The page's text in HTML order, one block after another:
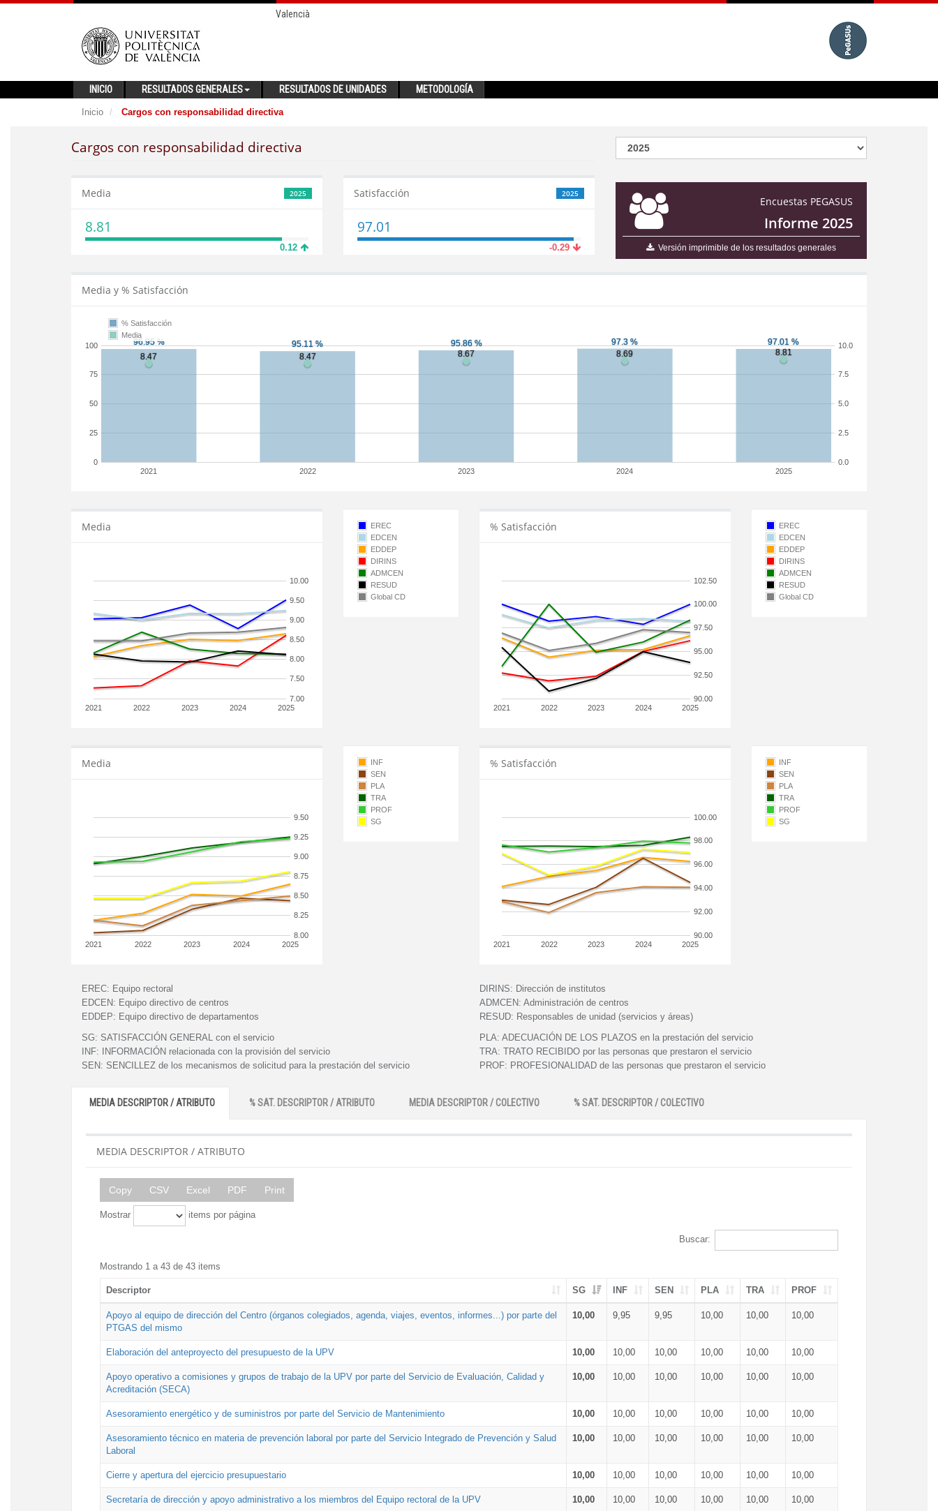
Valencià
INICIO RESULTADOS GENERALES RESULTADOS DE UNIDADES METODOLOGÍA
Inicio Cargos con responsabilidad directiva
Cargos con responsabilidad directiva
Encuestas PEGASUS
Informe 2025
Versión imprimible de los resultados generales
2025
Media
8.81
0.12
2025
Satisfacción
97.01
-0.29
Media y % Satisfacción
2021 2022 2023 2024 2025
0
25
50
75
100
0.0
2.5
5.0
7.5
10.0
% Satisfacción
Media
Media
2021 2022 2023 2024 2025
7.00
7.50
8.00
8.50
9.00
9.50
10.00
EREC
EDCEN
EDDEP
DIRINS
ADMCEN
RESUD
Global CD
% Satisfacción
2021 2022 2023 2024 2025
90.00
92.50
95.00
97.50
100.00
102.50
EREC
EDCEN
EDDEP
DIRINS
ADMCEN
RESUD
Global CD
Media
2021 2022 2023 2024 2025
8.00
8.25
8.50
8.75
9.00
9.25
9.50
INF
SEN
PLA
TRA
PROF
SG
% Satisfacción
2021 2022 2023 2024 2025
90.00
92.00
94.00
96.00
98.00
100.00
INF
SEN
PLA
TRA
PROF
SG
EREC: Equipo rectoral
EDCEN: Equipo directivo de centros
EDDEP: Equipo directivo de departamentos
DIRINS: Dirección de institutos
ADMCEN: Administración de centros
RESUD: Responsables de unidad (servicios y áreas)
SG: SATISFACCIÓN GENERAL con el servicio
INF:
INFORMACIÓN relacionada con la provisión del servicio
SEN: SENCILLEZ de los mecanismos de solicitud para la prestación del servicio
PLA: ADECUACIÓN DE LOS PLAZOS en la prestación del servicio
TRA: TRATO RECIBIDO por las personas que prestaron el servicio
PROF: PROFESIONALIDAD de las personas que prestaron el servicio
MEDIA DESCRIPTOR / ATRIBUTO % SAT. DESCRIPTOR / ATRIBUTO MEDIA DESCRIPTOR / COLECTIVO % SAT. DESCRIPTOR / COLECTIVO
MEDIA DESCRIPTOR / ATRIBUTO
Copy CSV Excel PDF Print
Mostrar items por página
Buscar:
Mostrando 1 a 43 de 43 items
Descriptor SG INF SEN PLA TRA PROF
Apoyo al equipo de dirección del Centro (órganos colegiados, agenda, viajes, eventos, informes...) por parte del
PTGAS del mismo
10,00 9,95 9,95 10,00 10,00 10,00
Elaboración del anteproyecto del presupuesto de la UPV 10,00 10,00 10,00 10,00 10,00 10,00
Apoyo operativo a comisiones y grupos de trabajo de la UPV por parte del Servicio de Evaluación, Calidad y
Acreditación (SECA)
10,00 10,00 10,00 10,00 10,00 10,00
Asesoramiento energético y de suministros por parte del Servicio de Mantenimiento 10,00 10,00 10,00 10,00 10,00 10,00
Asesoramiento técnico en materia de prevención laboral por parte del Servicio Integrado de Prevención y Salud
Laboral
10,00 10,00 10,00 10,00 10,00 10,00
Cierre y apertura del ejercicio presupuestario 10,00 10,00 10,00 10,00 10,00 10,00
Secretaría de dirección y apoyo administrativo a los miembros del Equipo rectoral de la UPV 10,00 10,00 10,00 10,00 10,00 10,00